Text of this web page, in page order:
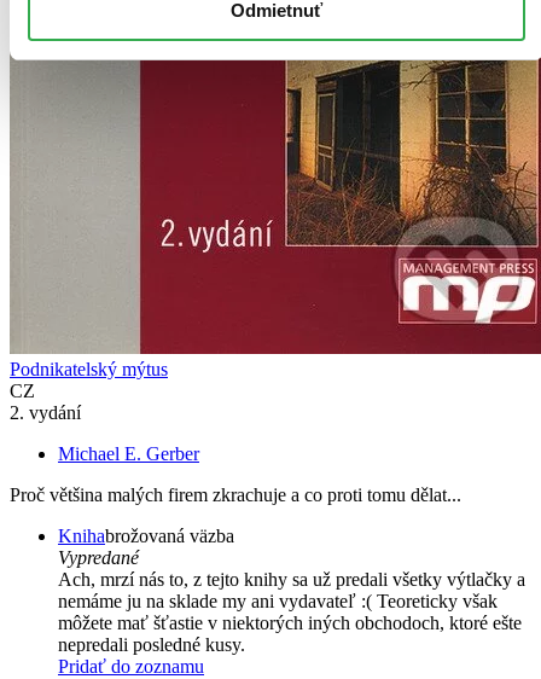
Odmietnuť
Podnikatelský mýtus
CZ
2. vydání
Michael E. Gerber
Proč většina malých firem zkrachuje a co proti tomu dělat...
Knihabrožovaná väzba
Vypredané
Ach, mrzí nás to, z tejto knihy sa už predali všetky výtlačky a
nemáme ju na sklade my ani vydavateľ :( Teoreticky však
môžete mať šťastie v niektorých iných obchodoch, ktoré ešte
nepredali posledné kusy.
Pridať do zoznamu